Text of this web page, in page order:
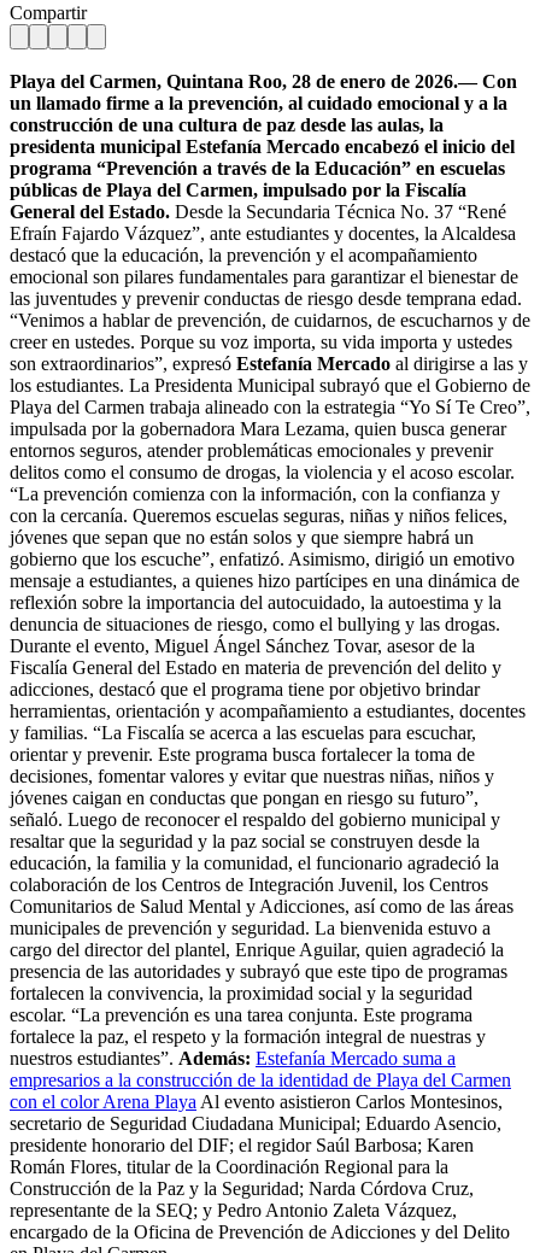
Compartir
Playa del Carmen, Quintana Roo, 28 de enero de 2026.— Con
un llamado firme a la prevención, al cuidado emocional y a la
construcción de una cultura de paz desde las aulas, la
presidenta municipal Estefanía Mercado encabezó el inicio del
programa “Prevención a través de la Educación” en escuelas
públicas de Playa del Carmen, impulsado por la Fiscalía
General del Estado. Desde la Secundaria Técnica No. 37 “René
Efraín Fajardo Vázquez”, ante estudiantes y docentes, la Alcaldesa
destacó que la educación, la prevención y el acompañamiento
emocional son pilares fundamentales para garantizar el bienestar de
las juventudes y prevenir conductas de riesgo desde temprana edad.
“Venimos a hablar de prevención, de cuidarnos, de escucharnos y de
creer en ustedes. Porque su voz importa, su vida importa y ustedes
son extraordinarios”, expresó Estefanía Mercado al dirigirse a las y
los estudiantes. La Presidenta Municipal subrayó que el Gobierno de
Playa del Carmen trabaja alineado con la estrategia “Yo Sí Te Creo”,
impulsada por la gobernadora Mara Lezama, quien busca generar
entornos seguros, atender problemáticas emocionales y prevenir
delitos como el consumo de drogas, la violencia y el acoso escolar.
“La prevención comienza con la información, con la confianza y
con la cercanía. Queremos escuelas seguras, niñas y niños felices,
jóvenes que sepan que no están solos y que siempre habrá un
gobierno que los escuche”, enfatizó. Asimismo, dirigió un emotivo
mensaje a estudiantes, a quienes hizo partícipes en una dinámica de
reflexión sobre la importancia del autocuidado, la autoestima y la
denuncia de situaciones de riesgo, como el bullying y las drogas.
Durante el evento, Miguel Ángel Sánchez Tovar, asesor de la
Fiscalía General del Estado en materia de prevención del delito y
adicciones, destacó que el programa tiene por objetivo brindar
herramientas, orientación y acompañamiento a estudiantes, docentes
y familias. “La Fiscalía se acerca a las escuelas para escuchar,
orientar y prevenir. Este programa busca fortalecer la toma de
decisiones, fomentar valores y evitar que nuestras niñas, niños y
jóvenes caigan en conductas que pongan en riesgo su futuro”,
señaló. Luego de reconocer el respaldo del gobierno municipal y
resaltar que la seguridad y la paz social se construyen desde la
educación, la familia y la comunidad, el funcionario agradeció la
colaboración de los Centros de Integración Juvenil, los Centros
Comunitarios de Salud Mental y Adicciones, así como de las áreas
municipales de prevención y seguridad. La bienvenida estuvo a
cargo del director del plantel, Enrique Aguilar, quien agradeció la
presencia de las autoridades y subrayó que este tipo de programas
fortalecen la convivencia, la proximidad social y la seguridad
escolar. “La prevención es una tarea conjunta. Este programa
fortalece la paz, el respeto y la formación integral de nuestras y
nuestros estudiantes”. Además: Estefanía Mercado suma a
empresarios a la construcción de la identidad de Playa del Carmen
con el color Arena Playa Al evento asistieron Carlos Montesinos,
secretario de Seguridad Ciudadana Municipal; Eduardo Asencio,
presidente honorario del DIF; el regidor Saúl Barbosa; Karen
Román Flores, titular de la Coordinación Regional para la
Construcción de la Paz y la Seguridad; Narda Córdova Cruz,
representante de la SEQ; y Pedro Antonio Zaleta Vázquez,
encargado de la Oficina de Prevención de Adicciones y del Delito